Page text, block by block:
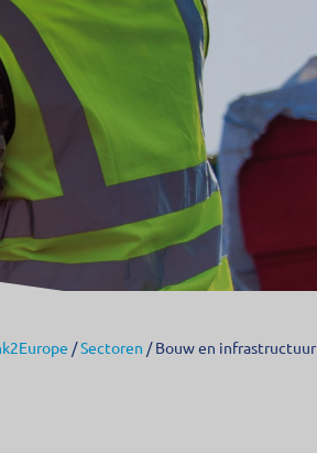
/Sectoren /Bouw en infrastructuur